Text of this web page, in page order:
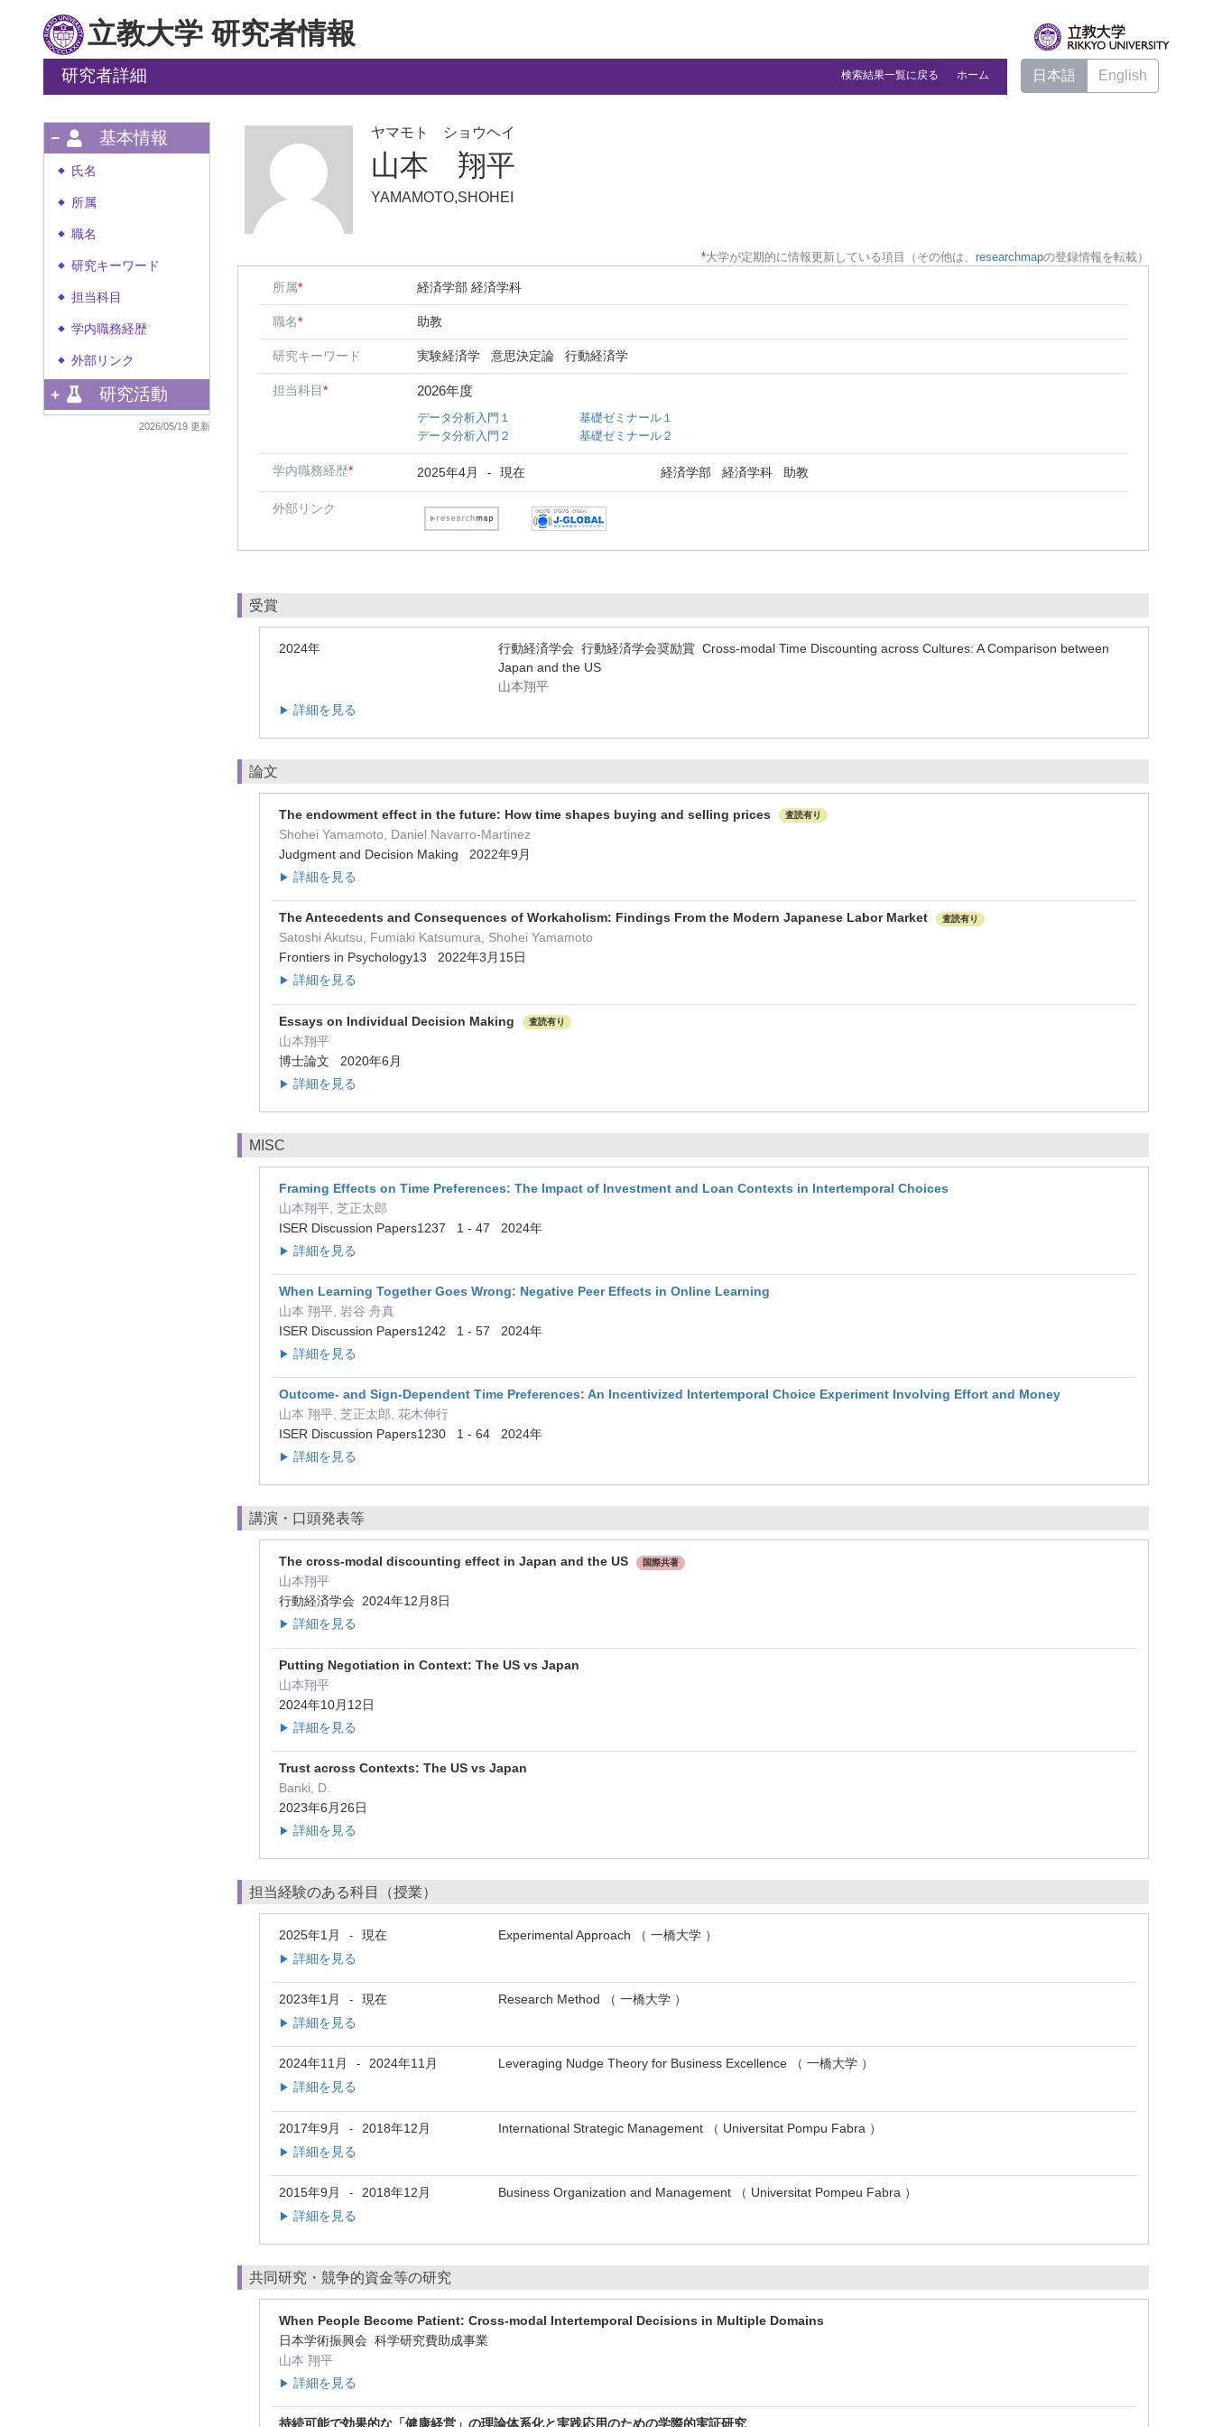
立教大学 研究者情報
研究者詳細 検索結果一覧に戻る ホーム 日本語 English
基本情報
◆ 氏名
◆ 所属
◆ 職名
◆ 研究キーワード
◆ 担当科目
◆ 学内職務経歴
◆ 外部リンク
研究活動
2026/05/19 更新
ヤマモト ショウヘイ
山本 翔平
YAMAMOTO,SHOHEI
*大学が定期的に情報更新している項目（その他は、 researchmapの登録情報を転載）
所属* 経済学部 経済学科
職名* 助教
研究キーワード 実験経済学 意思決定論 行動経済学
担当科目* 2026年度
データ分析入門１
データ分析入門２
基礎ゼミナール１
基礎ゼミナール２
学内職務経歴* 2025年4月 - 現在 経済学部 経済学科 助教
外部リンク
受賞
2024年
行動経済学会 行動経済学会奨励賞 Cross-modal Time Discounting across Cultures: A Comparison between
Japan and the US
山本翔平
▶ 詳細を見る
論文
The endowment effect in the future: How time shapes buying and selling prices 査読有り
Shohei Yamamoto, Daniel Navarro-Martinez
Judgment and Decision Making 2022年9月
▶ 詳細を見る
The Antecedents and Consequences of Workaholism: Findings From the Modern Japanese Labor Market 査読有り
Satoshi Akutsu, Fumiaki Katsumura, Shohei Yamamoto
Frontiers in Psychology13 2022年3月15日
▶ 詳細を見る
Essays on Individual Decision Making 査読有り
山本翔平
博士論文 2020年6月
▶ 詳細を見る
MISC
Framing Effects on Time Preferences: The Impact of Investment and Loan Contexts in Intertemporal Choices
山本翔平, 芝正太郎
ISER Discussion Papers1237 1 - 47 2024年
▶ 詳細を見る
When Learning Together Goes Wrong: Negative Peer Effects in Online Learning
山本 翔平, 岩谷 舟真
ISER Discussion Papers1242 1 - 57 2024年
▶ 詳細を見る
Outcome- and Sign-Dependent Time Preferences: An Incentivized Intertemporal Choice Experiment Involving Effort and Money
山本 翔平, 芝正太郎, 花木伸行
ISER Discussion Papers1230 1 - 64 2024年
▶ 詳細を見る
講演・口頭発表等
The cross-modal discounting effect in Japan and the US 国際共著
山本翔平
行動経済学会 2024年12月8日
▶ 詳細を見る
Putting Negotiation in Context: The US vs Japan
山本翔平
2024年10月12日
▶ 詳細を見る
Trust across Contexts: The US vs Japan
Banki, D.
2023年6月26日
▶ 詳細を見る
担当経験のある科目（授業）
2025年1月 - 現在 Experimental Approach （ 一橋大学 ）
▶ 詳細を見る
2023年1月 - 現在 Research Method （ 一橋大学 ）
▶ 詳細を見る
2024年11月 - 2024年11月 Leveraging Nudge Theory for Business Excellence （ 一橋大学 ）
▶ 詳細を見る
2017年9月 - 2018年12月 International Strategic Management （ Universitat Pompu Fabra ）
▶ 詳細を見る
2015年9月 - 2018年12月 Business Organization and Management （ Universitat Pompeu Fabra ）
▶ 詳細を見る
共同研究・競争的資金等の研究
When People Become Patient: Cross-modal Intertemporal Decisions in Multiple Domains
日本学術振興会 科学研究費助成事業
山本 翔平
▶ 詳細を見る
持続可能で効果的な「健康経営」の理論体系化と実践応用のための学際的実証研究